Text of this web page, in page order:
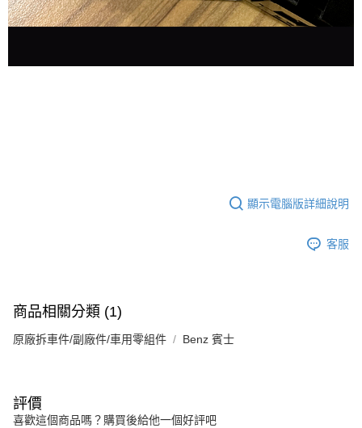
顯示電腦版詳細說明
客服
商品相關分類 (1)
原廠拆車件/副廠件/車用零組件 Benz 賓士
評價
喜歡這個商品嗎？購買後給他一個好評吧